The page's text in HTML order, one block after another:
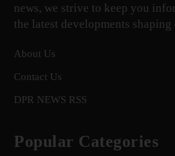
news, we strive to keep you
the latest developments
About Us
Contact Us
DPR NEWS RSS
Popular Categories